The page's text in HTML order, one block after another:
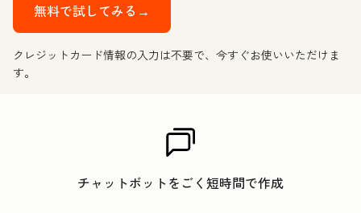
無料で試してみる→
クレジットカード情報の入力は不要で、今すぐお使いいただけま
す。
チャットボットをごく短時間で作成